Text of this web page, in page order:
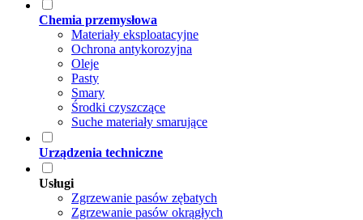
Chemia przemysłowa
Materiały eksploatacyjne
Ochrona antykorozyjna
Oleje
Pasty
Smary
Środki czyszczące
Suche materiały smarujące
Urządzenia techniczne
Usługi
Zgrzewanie pasów zębatych
Zgrzewanie pasów okrągłych